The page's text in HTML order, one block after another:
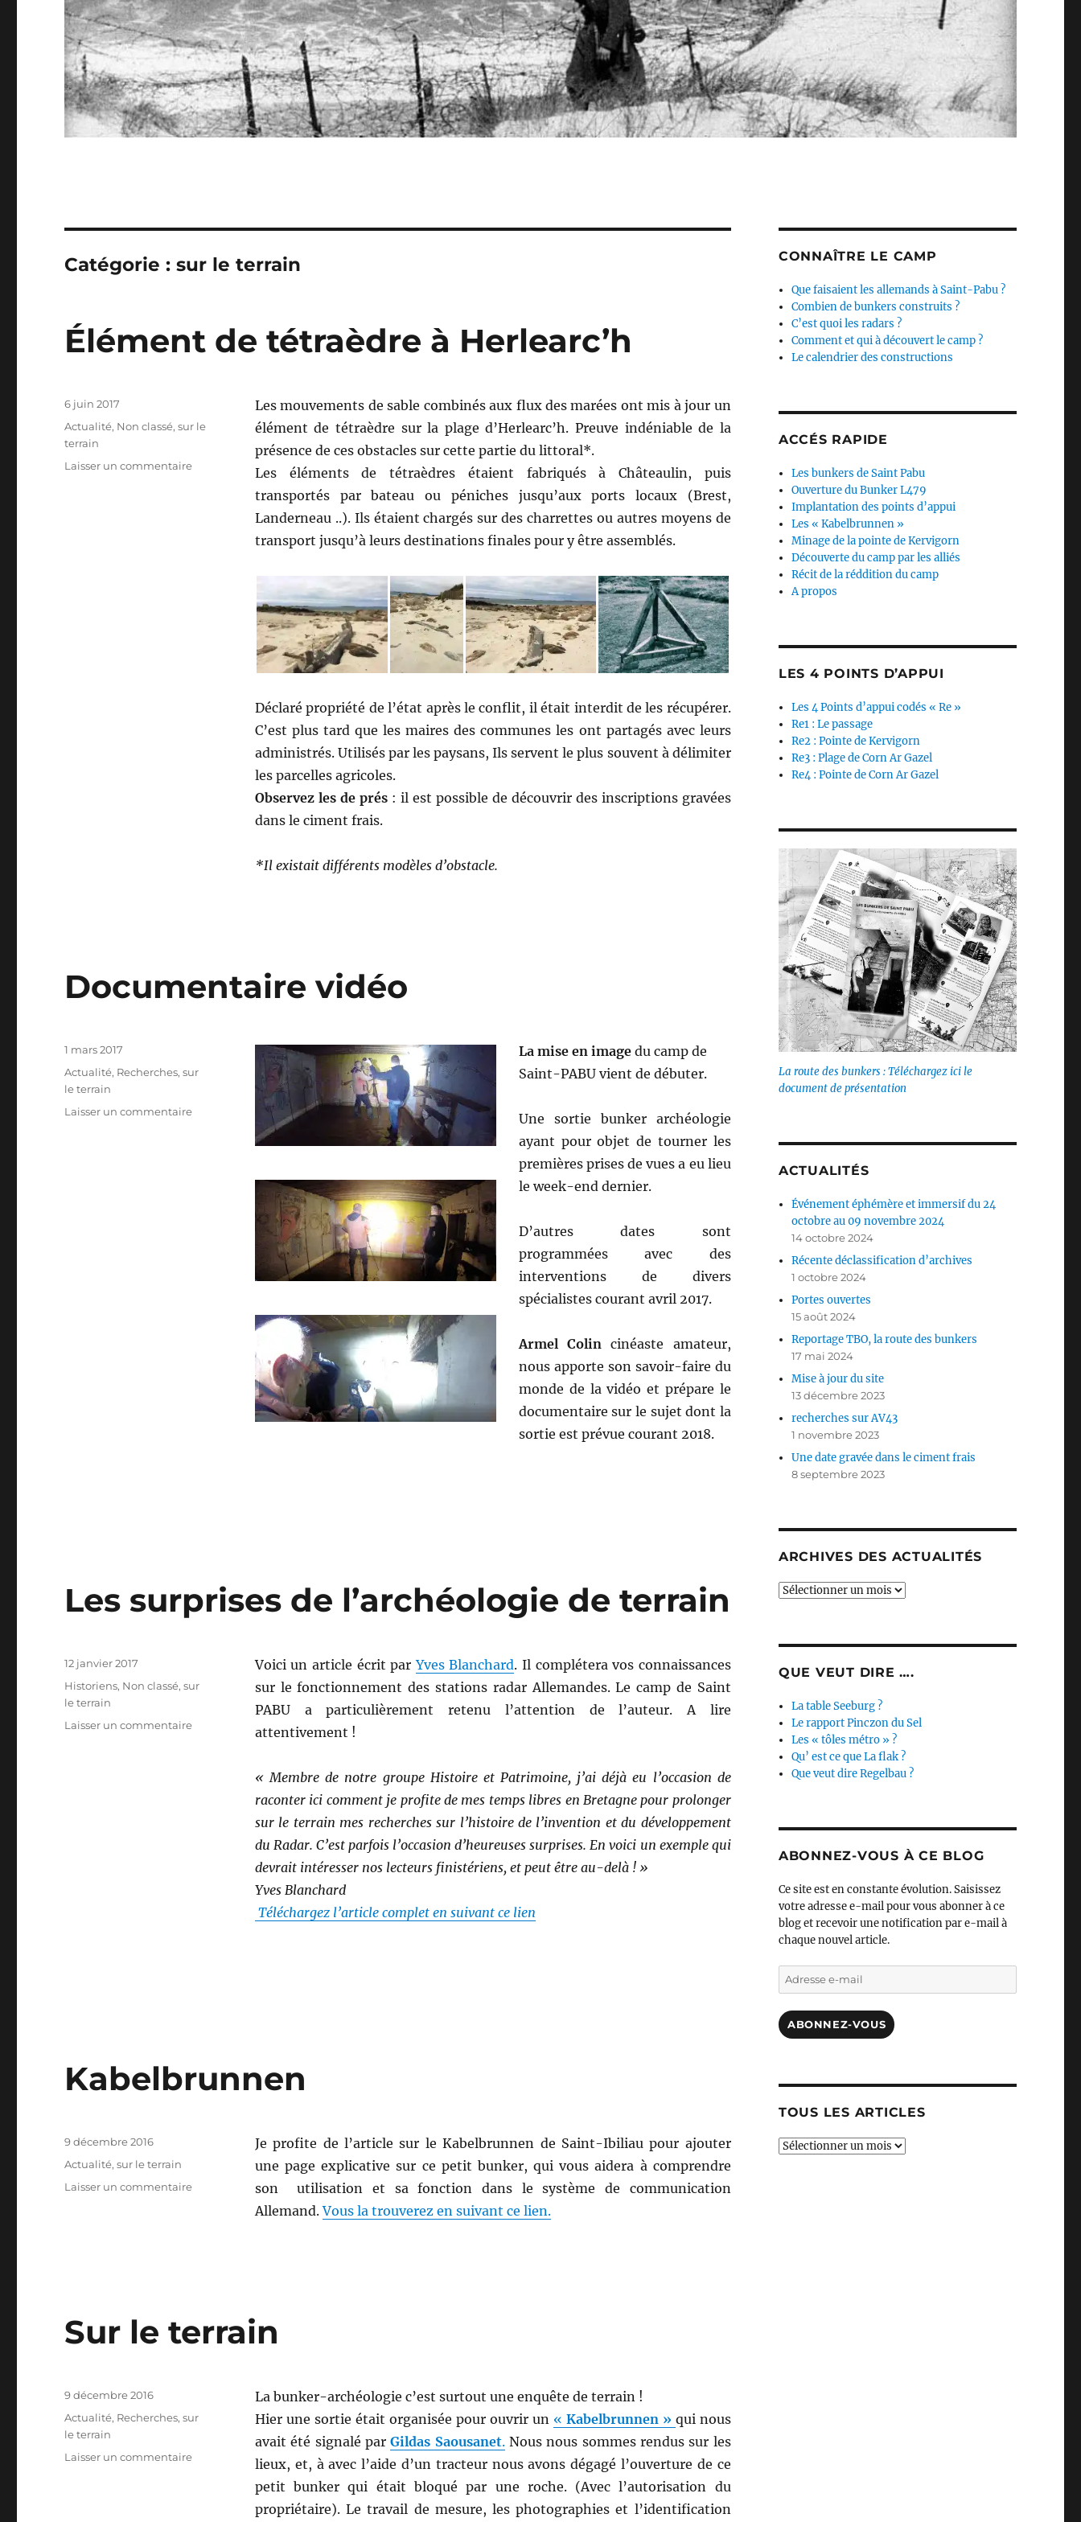
Catégorie :sur le terrain
Élément de tétraèdre à Herlearc’h
Les mouvements de sable combinés aux flux des marées ont mis à jour un
élément de tétraèdre sur la plage d’Herlearc’h. Preuve indéniable de la
présence de ces obstacles sur cette partie du littoral*.
Les éléments de tétraèdres étaient fabriqués à Châteaulin, puis
transportés par bateau ou péniches jusqu’aux ports locaux (Brest,
Landerneau ..). Ils étaient chargés sur des charrettes ou autres moyens de
transport jusqu’à leurs destinations finales pour y être assemblés.
Déclaré propriété de l’état après le conflit, il était interdit de les récupérer.
C’est plus tard que les maires des communes les ont partagés avec leurs
administrés. Utilisés par les paysans, Ils servent le plus souvent à délimiter
les parcelles agricoles.
Observez les de prés: il est possible de découvrir des inscriptions gravées
dans le ciment frais.
*Il existait différents modèles d’obstacle.
Publié
6 juin 2017
Catégories
Actualité, Non classé,sur le
terrain
Laisser un commentairesur
Documentaire vidéo
La mise en imagedu camp de
Saint-PABU vient de débuter.
Une sortie bunker archéologie
ayant pour objet de tourner les
premières prises de vues a eu lieu
le week-end dernier.
D’autres dates sont
programmées avec des
interventions de divers
spécialistes courant avril 2017.
Armel Colin cinéaste amateur,
nous apporte son savoir-faire du
monde de la vidéo et prépare le
documentaire sur le sujet dont la
sortie est prévue courant 2018.
Publié
1 mars 2017
Catégories
Actualité, Recherches,sur
le terrain
Laisser un commentairesur
Documentaire
Les surprises de l’archéologie de terrain
Voici un article écrit parYves Blanchard. Il complétera vos connaissances
sur le fonctionnement des stations radar Allemandes. Le camp de Saint
PABU a particulièrement retenu l’attention de l’auteur. A lire
attentivement !
« Membre de notre groupe Histoire et Patrimoine, j’ai déjà eu l’occasion de
raconter ici comment je profite de mes temps libres en Bretagne pour prolonger
sur le terrain mes recherches sur l’histoire de l’invention et du développement
du Radar. C’est parfois l’occasion d’heureuses surprises. En voici un exemple qui
devrait intéresser nos lecteurs finistériens, et peut être au-delà ! »
Yves Blanchard
Téléchargez l’article complet en suivant ce lien
Publié
12 janvier 2017
Catégories
Historiens, Non classé,sur
le terrain
Laisser un commentairesur
Kabelbrunnen
Je profite de l’article sur le Kabelbrunnen de Saint-Ibiliau pour ajouter
une page explicative sur ce petit bunker, qui vous aidera à comprendre
son utilisation et sa fonction dans le système de communication
Allemand.Vous la trouverez en suivant ce lien.
Publié
9 décembre 2016
Catégories
Actualité,sur le terrain
Laisser un commentairesur
Kabelbrunnen
Sur le terrain
La bunker-archéologie c’est surtout une enquête de terrain !
Hier une sortie était organisée pour ouvrir un « Kabelbrunnen » qui nous
avait été signalé parGildas Saousanet.Nous nous sommes rendus sur les
lieux, et, à avec l’aide d’un tracteur nous avons dégagé l’ouverture de ce
petit bunker qui était bloqué par une roche. (Avec l’autorisation du
propriétaire). Le travail de mesure, les photographies et l’identification
Publié
9 décembre 2016
Catégories
Actualité, Recherches,sur
le terrain
Laisser un commentairesur
CONNAÎTRE LE CAMP
Que faisaient les allemands à Saint-Pabu ?
Combien de bunkers construits ?
C’est quoi les radars ?
Comment et qui à découvert le camp ?
Le calendrier des constructions
ACCÉS RAPIDE
Les bunkers de Saint Pabu
Ouverture du Bunker L479
Implantation des points d’appui
Les « Kabelbrunnen »
Minage de la pointe de Kervigorn
Découverte du camp par les alliés
Récit de la réddition du camp
A propos
LES 4 POINTS D’APPUI
Les 4 Points d’appui codés « Re »
Re1 : Le passage
Re2 : Pointe de Kervigorn
Re3 : Plage de Corn Ar Gazel
Re4 : Pointe de Corn Ar Gazel
La route des bunkers : Téléchargez ici le
document de présentation
ACTUALITÉS
Événement éphémère et immersif du 24
octobre au 09 novembre 2024
14 octobre 2024
Récente déclassification d’archives
1 octobre 2024
Portes ouvertes
15 août 2024
Reportage TBO, la route des bunkers
17 mai 2024
Mise à jour du site
13 décembre 2023
recherches sur AV43
1 novembre 2023
Une date gravée dans le ciment frais
8 septembre 2023
ARCHIVES DES ACTUALITÉS
Archives
QUE VEUT DIRE ….
La table Seeburg ?
Le rapport Pinczon du Sel
Les « tôles métro » ?
Qu’ est ce que La flak ?
Que veut dire Regelbau ?
ABONNEZ-VOUS À CE BLOG
Ce site est en constante évolution. Saisissez
votre adresse e-mail pour vous abonner à ce
blog et recevoir une notification par e-mail à
chaque nouvel article.
Adresse
e-
ABONNEZ-VOUS
TOUS LES ARTICLES
TOUS